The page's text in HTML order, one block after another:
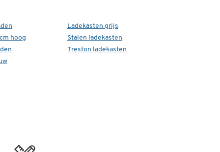
hoog
Ladekasten grijs
Stalen ladekasten
Treston ladekasten